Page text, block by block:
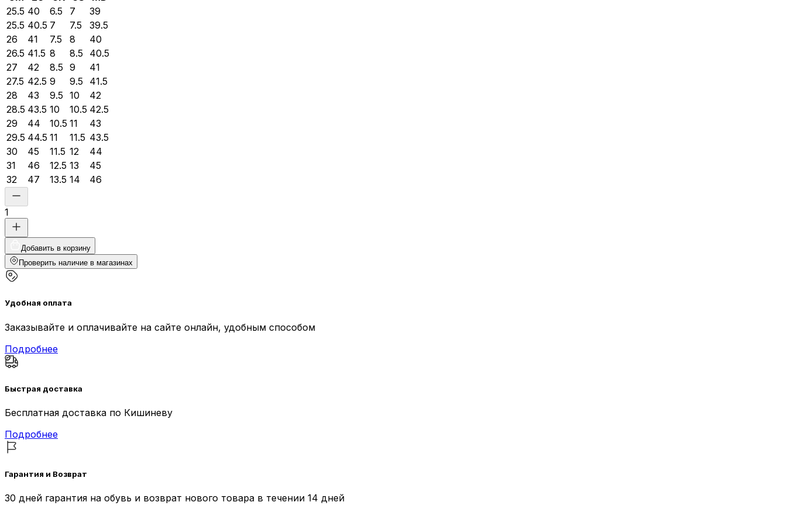
25.5 40 6.5 7
39
25.5 40.5 7 7.5
39.5
26
41 7.5 8
40
26.5 41.5 8 8.5
40.5
27
42 8.5 9
41
27.5 42.5 9 9.5
41.5
28
43 9.5 10
42
28.5 43.5 10 10.5 42.5
29
44 10.5 11
43
29.5 44.5 11 11.5 43.5
30
45 11.5 12
44
31
46 12.5 13
45
32
47 13.5 14 46
1
Добавить в корзину
Проверить наличие в магазинах
Удобная оплата
Заказывайте и оплачивайте на сайте онлайн, удобным способом
Подробнее
Быстрая доставка
Бесплатная доставка по Кишиневу
Подробнее
Гарантия и Возврат
30 дней гарантия на обувь и возврат нового товара в течении 14 дней